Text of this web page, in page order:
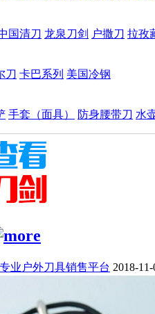
国清刀 龙泉刀剑 户撒刀 拉孜
刀 卡巴系列 美国冷钢
手套（面具） 防身腰带刀 水
业户外刀具销售平台 2018-11-